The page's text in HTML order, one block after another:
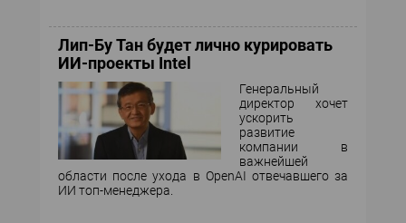
Лип-Бу Тан будет лично курировать
ИИ-проекты Intel
Генеральный
директор хочет
ускорить
развитие
компании в
важнейшей
области после ухода в OpenAI отвечавшего за
ИИ топ-менеджера.